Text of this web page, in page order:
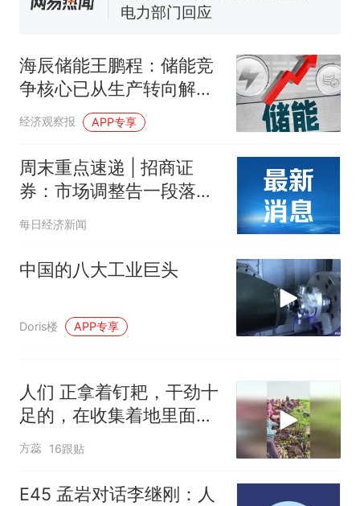
试前13名均遭淘汰？教育局：
核查
搜，网友：天塌了！
热 十多万人报名的考试，成绩
全部作废，公平么？
海辰储能王鹏程：储能竞
争核心已从生产转向解决
方案
经济观察报 APP专享
周末重点速递 | 招商证
券：市场调整告一段落，
将迎来蓄势上攻；券商热
议商业航天、MLCC等行
业
每日经济新闻
中国的八大工业巨头
Doris楼 APP专享
人们 正拿着钉耙，干劲十
足的，在收集着地里面的
植物
方蕊 16跟贴
E45 孟岩对话李继刚：人